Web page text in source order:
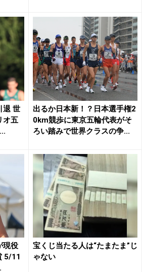
退 世
オ五
出るか日本新！？日本選手権2
0km競歩に東京五輪代表がそ
ろい踏みで世界クラスの争...
現役
5/11
宝くじ当たる人は“たまたま”じ
ゃない